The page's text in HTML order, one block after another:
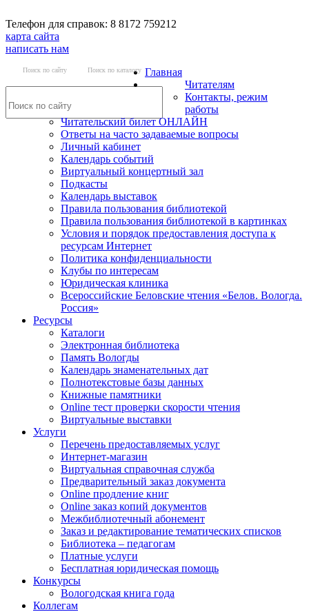
Телефон для справок: 8 8172 759212
карта сайта
написать нам
Поиск по сайту Поиск по каталогу Главная
Читателям
Контакты, режим
работы
Читательский билет ОНЛАЙН
Ответы на часто задаваемые вопросы
Личный кабинет
Календарь событий
Виртуальный концертный зал
Подкасты
Календарь выставок
Правила пользования библиотекой
Правила пользования библиотекой в картинках
Условия и порядок предоставления доступа к
ресурсам Интернет
Политика конфиденциальности
Клубы по интересам
Юридическая клиника
Всероссийские Беловские чтения «Белов. Вологда.
Россия»
Ресурсы
Каталоги
Электронная библиотека
Память Вологды
Календарь знаменательных дат
Полнотекстовые базы данных
Книжные памятники
Online тест проверки скорости чтения
Виртуальные выставки
Услуги
Перечень предоставляемых услуг
Интернет-магазин
Виртуальная справочная служба
Предварительный заказ документа
Online продление книг
Online заказ копий документов
Межбиблиотечный абонемент
Заказ и редактирование тематических списков
Библиотека – педагогам
Платные услуги
Бесплатная юридическая помощь
Конкурсы
Вологодская книга года
Коллегам